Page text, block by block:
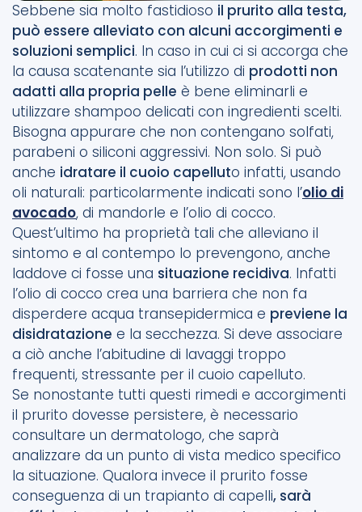
Sebbene sia molto fastidioso il prurito alla testa,
può essere alleviato con alcuni accorgimenti e
soluzioni semplici. In caso in cui ci si accorga che
la causa scatenante sia l’utilizzo di prodotti non
adatti alla propria pelle è bene eliminarli e
utilizzare shampoo delicati con ingredienti scelti.
Bisogna appurare che non contengano solfati,
parabeni o siliconi aggressivi. Non solo. Si può
anche idratare il cuoio capelluto infatti, usando
oli naturali: particolarmente indicati sono l’olio di
avocado, di mandorle e l’olio di cocco.
Quest’ultimo ha proprietà tali che alleviano il
sintomo e al contempo lo prevengono, anche
laddove ci fosse una situazione recidiva. Infatti
l’olio di cocco crea una barriera che non fa
disperdere acqua transepidermica e previene la
disidratazione e la secchezza. Si deve associare
a ciò anche l’abitudine di lavaggi troppo
frequenti, stressante per il cuoio capelluto.
Se nonostante tutti questi rimedi e accorgimenti
il prurito dovesse persistere, è necessario
consultare un dermatologo, che saprà
analizzare da un punto di vista medico specifico
la situazione. Qualora invece il prurito fosse
conseguenza di un trapianto di capelli, sarà